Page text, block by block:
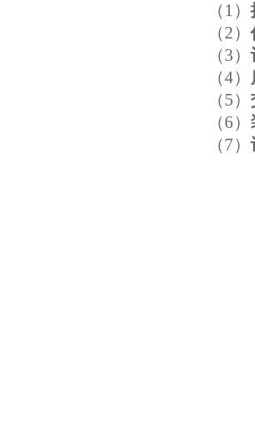
（1）
（2）
（3）
（4）
（5）
（6）
（7）